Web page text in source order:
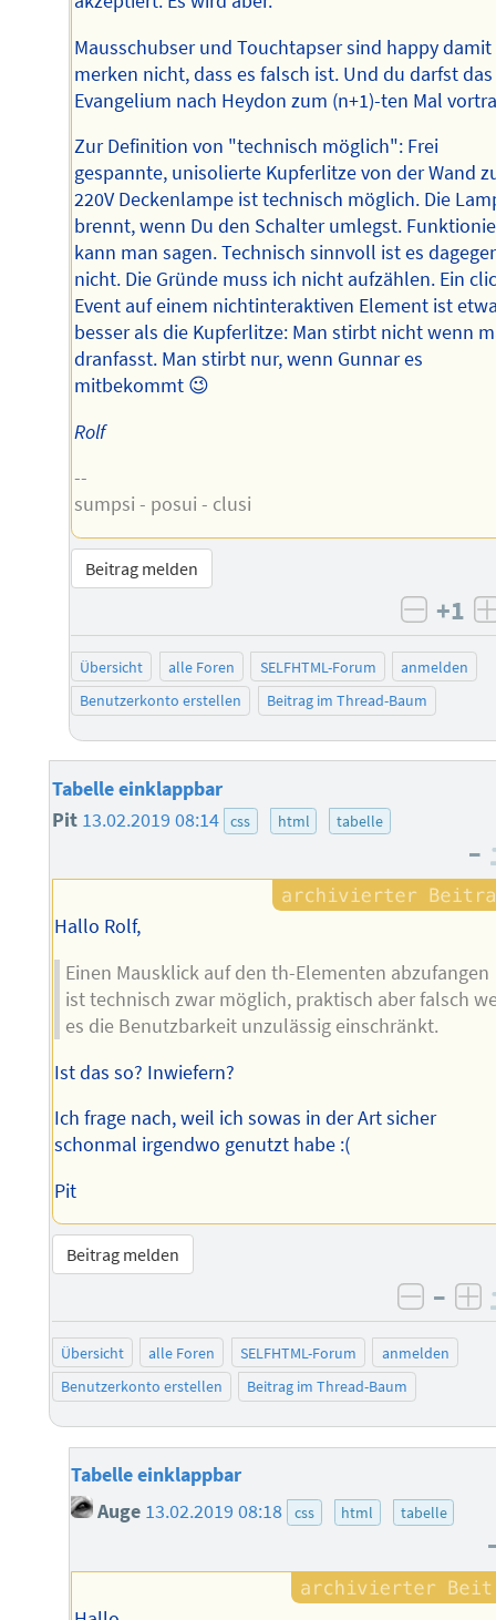
Mausschubser und Touchtapser sind happy
merken nicht, dass es falsch ist. Und du darfst das
Evangelium nach Heydon zum (n+1)-ten Mal
Zur Definition von "technisch möglich": Frei
gespannte, unisolierte Kupferlitze von der Wand
220V Deckenlampe ist technisch möglich. Die
brennt, wenn Du den Schalter umlegst.
kann man sagen. Technisch sinnvoll ist es
nicht. Die Gründe muss ich nicht aufzählen. Ein
Event auf einem nichtinteraktiven Element ist
besser als die Kupferlitze: Man stirbt nicht wenn
dranfasst. Man stirbt nur, wenn Gunnar es
mitbekommt 😉
Rolf
--
sumpsi - posui - clusi
Beitrag melden
+1
Übersicht alle Foren SELFHTML-Forum
anmelden
Benutzerkonto erstellen
Beitrag im Thread-Baum
Tabelle einklappbar
Pit 13.02.2019 08:14 css html tabelle
–
Hallo Rolf,
Einen Mausklick auf den th-Elementen abzufangen
ist technisch zwar möglich, praktisch aber falsch
es die Benutzbarkeit unzulässig einschränkt.
Ist das so? Inwiefern?
Ich frage nach, weil ich sowas in der Art sicher
schonmal irgendwo genutzt habe :(
Pit
Beitrag melden
–
Übersicht alle Foren SELFHTML-Forum
anmelden
Benutzerkonto erstellen
Beitrag im Thread-Baum
Tabelle einklappbar
Auge 13.02.2019 08:18 css html tabelle